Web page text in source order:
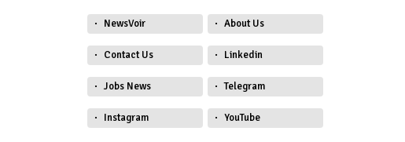
NewsVoir About Us
Contact Us Linkedin
Jobs News Telegram
Instagram YouTube